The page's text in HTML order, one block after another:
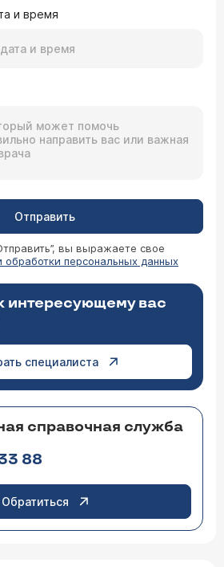
и время
Отправить
вы выражаете свое
обработки персональных данных
интересующему вас
специалиста
справочная служба
88
Обратиться